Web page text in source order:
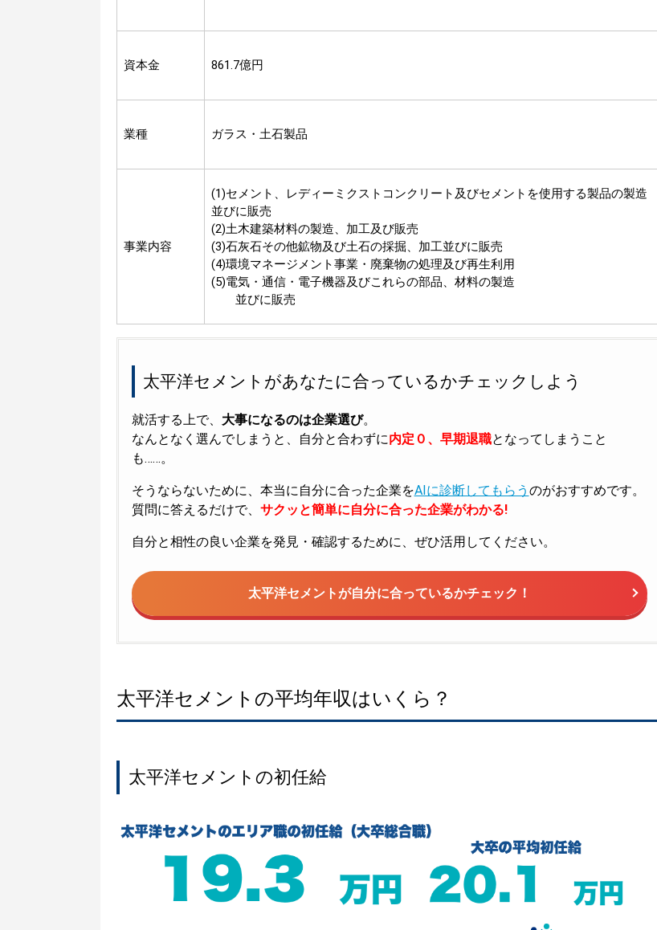
資本金 861.7億円
業種 ガラス・土石製品
事業内容
(1)セメント、レディーミクストコンクリート及びセメントを使用する製品の製造
並びに販売
(2)土木建築材料の製造、加工及び販売
(3)石灰石その他鉱物及び土石の採掘、加工並びに販売
(4)環境マネージメント事業・廃棄物の処理及び再生利用
(5)電気・通信・電子機器及びこれらの部品、材料の製造
並びに販売
太平洋セメントがあなたに合っているかチェックしよう
就活する上で、 大事になるのは企業選び。
なんとなく選んでしまうと、自分と合わずに内定０、早期退職となってしまうこと
も……。
そうならないために、本当に自分に合った企業をAIに診断してもらう のがおすすめです。
質問に答えるだけで、 サクッと簡単に自分に合った企業がわかる!
自分と相性の良い企業を発見・確認するために、ぜひ活用してください。
太平洋セメントが自分に合っているかチェック！
太平洋セメントの平均年収はいくら？
太平洋セメントの初任給